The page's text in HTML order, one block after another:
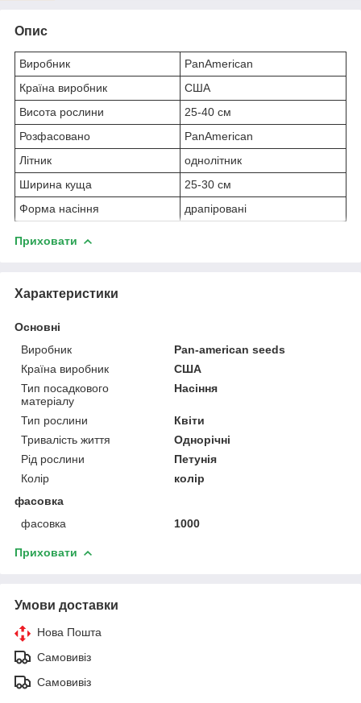
Опис
Виробник
PanAmerican
Країна виробник
США
Висота рослини
25-40 см
Розфасовано
PanAmerican
Літник
однолітник
Ширина куща
25-30 см
Форма насіння
драпіровані
Приховати
Характеристики
Основні
Виробник
Pan-american seeds
Країна виробник
США
Тип посадкового
матеріалу
Насіння
Тип рослини
Квіти
Тривалість життя
Однорічні
Рід рослини
Петунія
Колір
колір
фасовка
фасовка
1000
Приховати
Умови доставки
Нова Пошта
Самовивіз
Самовивіз